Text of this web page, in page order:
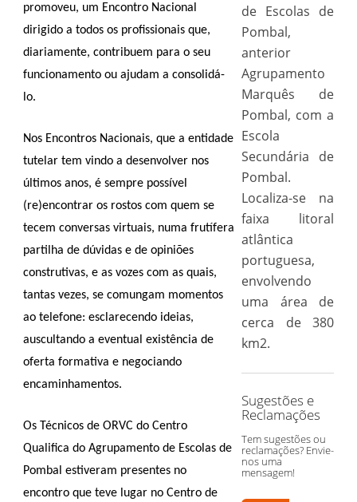
promoveu, um Encontro Nacional
dirigido a todos os profissionais que,
diariamente, contribuem para o seu
funcionamento ou ajudam a consolidá-
lo.
Nos Encontros Nacionais, que a entidade
tutelar tem vindo a desenvolver nos
últimos anos, é sempre possível
(re)encontrar os rostos com quem se
tecem conversas virtuais, numa frutífera
partilha de dúvidas e de opiniões
construtivas, e as vozes com as quais,
tantas vezes, se comungam momentos
ao telefone: esclarecendo ideias,
auscultando a eventual existência de
oferta formativa e negociando
encaminhamentos.
Os Técnicos de ORVC do Centro
Qualifica do Agrupamento de Escolas de
Pombal estiveram presentes no
encontro que teve lugar no Centro de
de Escolas de
Pombal,
anterior
Agrupamento
Marquês de
Pombal, com a
Escola
Secundária de
Pombal.
Localiza-se na
faixa litoral
atlântica
portuguesa,
envolvendo
uma área de
cerca de 380
km2.
Sugestões e
Reclamações
Tem sugestões ou
reclamações? Envie-
nos uma
mensagem!